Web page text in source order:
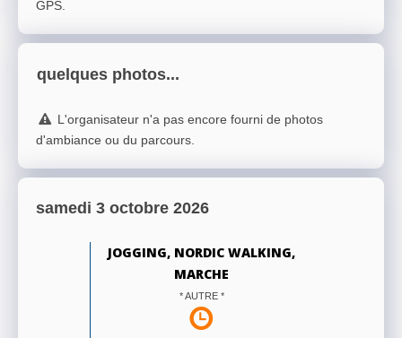
GPS.
quelques photos...
L'organisateur n'a pas encore fourni de photos
d'ambiance ou du parcours.
samedi 3 octobre 2026
JOGGING, NORDIC WALKING,
MARCHE
* AUTRE *